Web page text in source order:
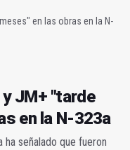
en las obras en la N-
y JM+ "tarde
en la N-323a
señalado que fueron